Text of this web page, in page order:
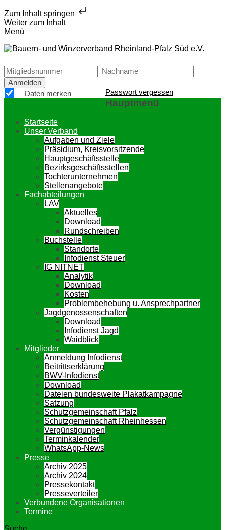
Zum Inhalt springen
Weiter zum Inhalt
Menü
Bauern- und Winzerverband Rheinland-Pfalz Süd e.V.
Daten merken Passwort vergessen
Hauptmenü
Startseite
Unser Verband
Aufgaben und Ziele
Präsidium, Kreisvorsitzende
Hauptgeschäftsstelle
Bezirksgeschäftsstellen
Tochterunternehmen
Stellenangebote
Fachabteilungen
LAV
Aktuelles
Download
Rundschreiben
Buchstelle
Standorte
Infodienst Steuer
IG NITNET
Analytik
Download
Kosten
Problembehebung u. Ansprechpartner
Jagdgenossenschaften
Download
Infodienst Jagd
Waidblick
Mitglieder
Anmeldung Infodienst
Beitrittserklärung
BWV-Infodienst
Download
Dateien bundesweite Plakatkampagne
Satzung
Schutzgemeinschaft Pfalz
Schutzgemeinschaft Rheinhessen
Vergünstigungen
Terminkalender
WhatsApp-News
Presse
Archiv 2025
Archiv 2024
Pressekontakt
Presseverteiler
Verbundene Organisationen
Termine